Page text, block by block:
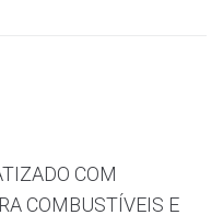
COM
COMBUSTÍVEIS E